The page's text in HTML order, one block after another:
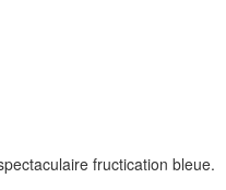
fructication bleue.